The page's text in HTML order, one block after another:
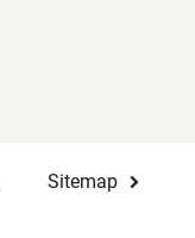
Sitemap